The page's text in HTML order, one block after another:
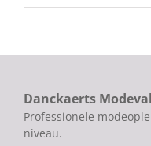
Danckaerts
Professionele
niveau.